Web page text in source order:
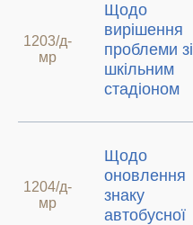
1203/д-
мр
Щодо
вирішення
проблеми зі
шкільним
стадіоном
1204/д-
мр
Щодо
оновлення
знаку
автобусної